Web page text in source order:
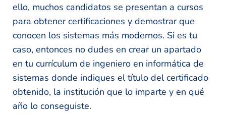
ello, muchos candidatos se presentan a cursos
para obtener certificaciones y demostrar que
conocen los sistemas más modernos. Si es tu
caso, entonces no dudes en crear un apartado
en tu currículum de ingeniero en informática de
sistemas donde indiques el título del certificado
obtenido, la institución que lo imparte y en qué
año lo conseguiste.